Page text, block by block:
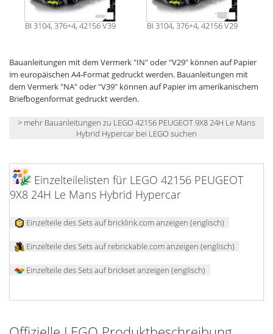
BI 3104, 376+4, 42156 V39 BI 3104, 376+4, 42156 V29
Bauanleitungen mit dem Vermerk "IN" oder "V29" können auf Papier
im europäischen A4-Format gedruckt werden. Bauanleitungen mit
dem Vermerk "NA" oder "V39" können auf Papier im amerikanischem
Briefbogenformat gedruckt werden.
> mehr Bauanleitungen zu LEGO 42156 PEUGEOT 9X8 24H Le Mans
Hybrid Hypercar bei LEGO suchen
Einzelteilelisten für LEGO 42156 PEUGEOT
9X8 24H Le Mans Hybrid Hypercar
Einzelteile des Sets auf bricklink.com anzeigen (englisch)
Einzelteile des Sets auf rebrickable.com anzeigen (englisch)
Einzelteile des Sets auf brickset anzeigen (englisch)